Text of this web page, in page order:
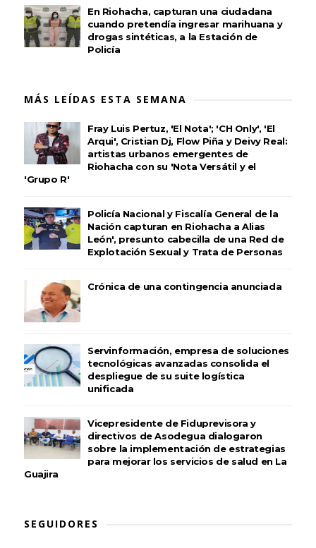
En Riohacha, capturan una ciudadana
cuando pretendía ingresar marihuana y
drogas sintéticas, a la Estación de
Policía
MÁS LEÍDAS ESTA SEMANA
Fray Luis Pertuz, 'El Nota'; 'CH Only', 'El
Arqui', Cristian Dj, Flow Piña y Deivy Real:
artistas urbanos emergentes de
Riohacha con su 'Nota Versátil y el
'Grupo R'
Policía Nacional y Fiscalía General de la
Nación capturan en Riohacha a Alias
León', presunto cabecilla de una Red de
Explotación Sexual y Trata de Personas
Crónica de una contingencia anunciada
Servinformación, empresa de soluciones
tecnológicas avanzadas consolida el
despliegue de su suite logística
unificada
Vicepresidente de Fiduprevisora y
directivos de Asodegua dialogaron
sobre la implementación de estrategias
para mejorar los servicios de salud en La
Guajira
SEGUIDORES